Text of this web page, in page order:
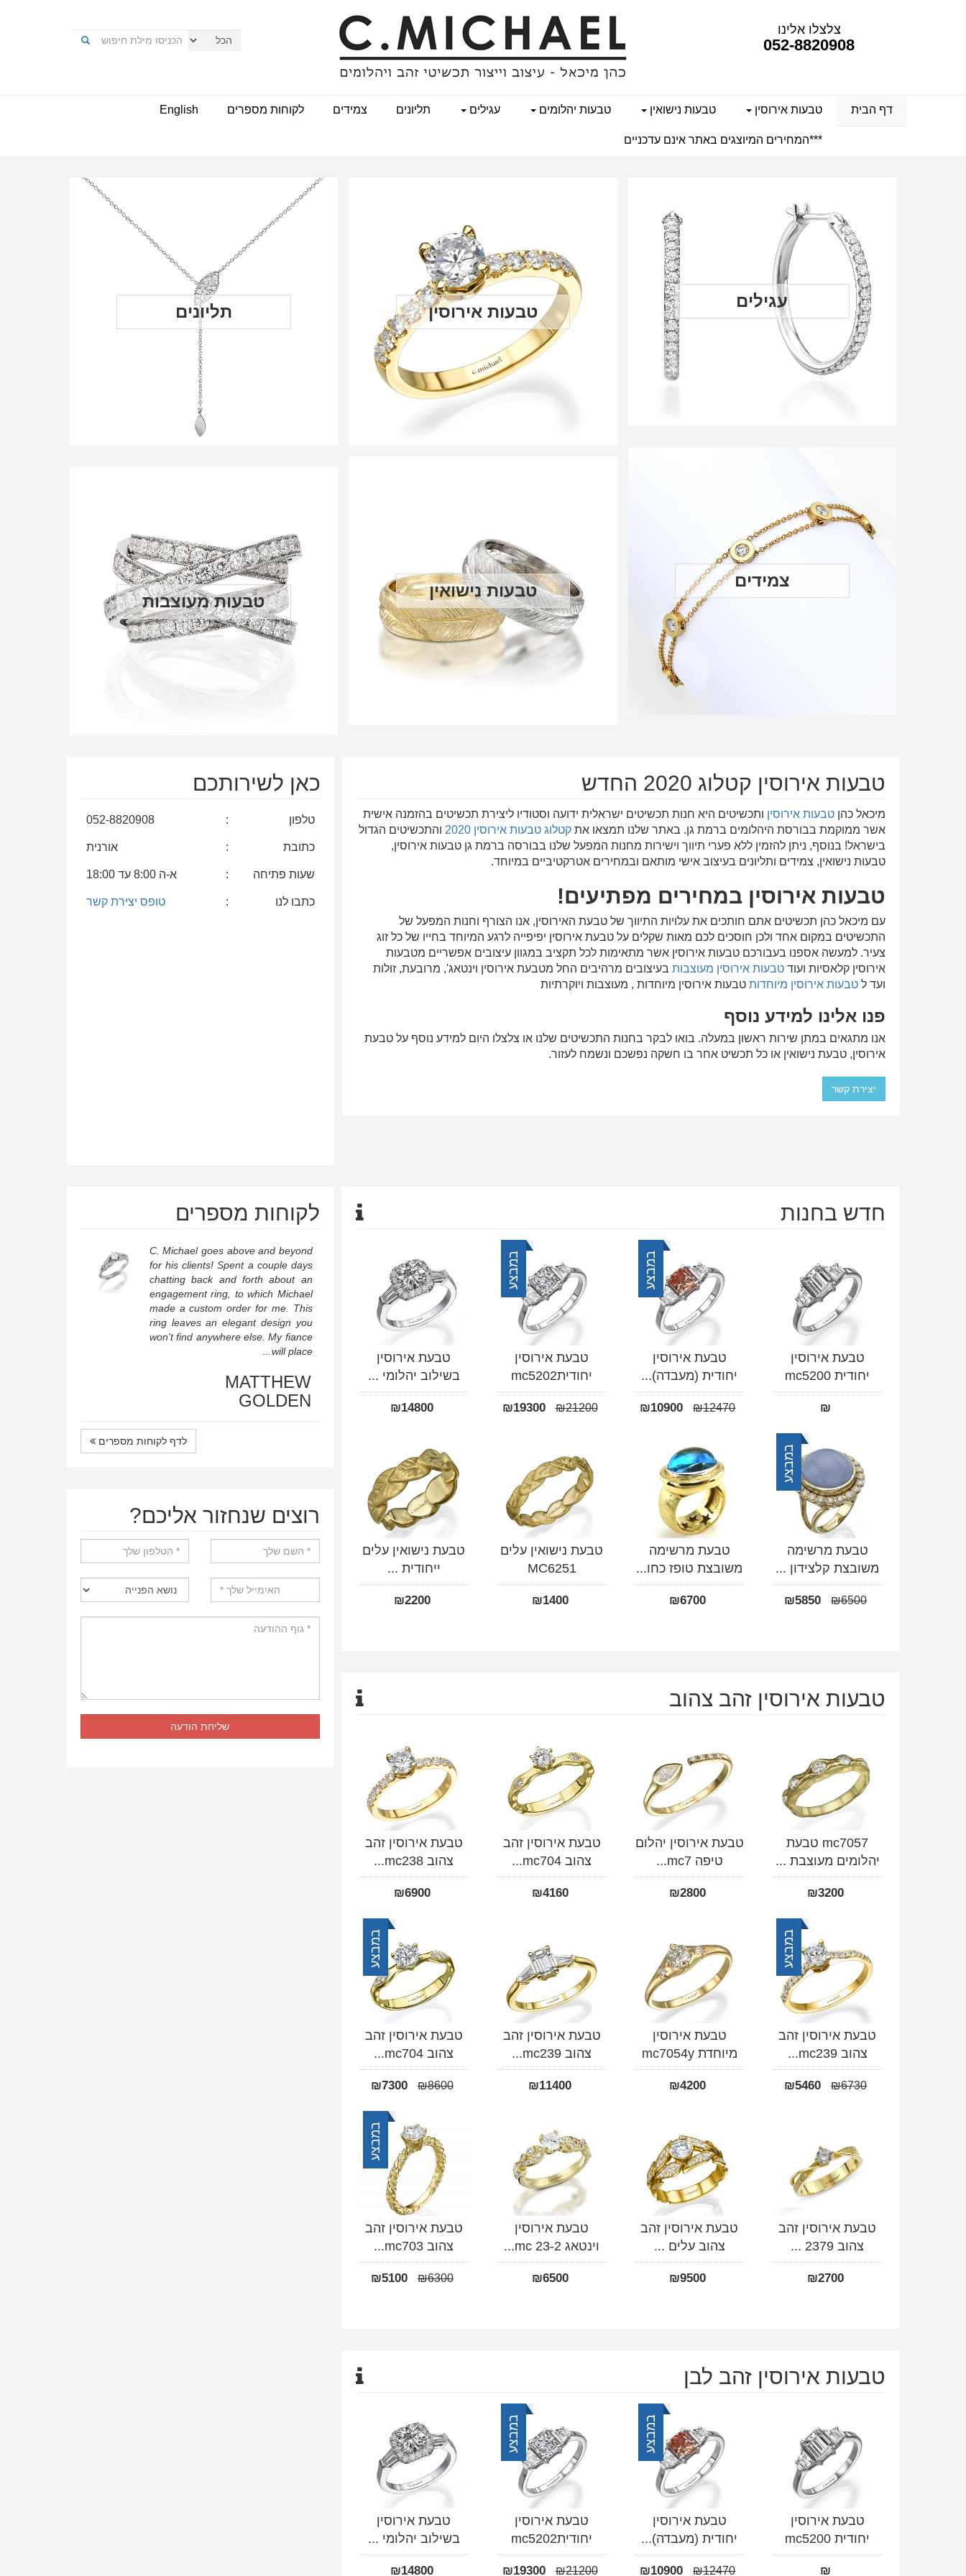
צלצלו אלינו
052-8820908
דף הבית טבעות אירוסין טבעות נישואין טבעות יהלומים עגילים תליונים צמידים לקוחות מספרים English
***המחירים המיוצגים באתר אינם עדכניים
תליונים
טבעות מעוצבות
טבעות אירוסין
טבעות נישואין
עגילים
צמידים
כאן לשירותכם
טלפון :
052-8820908
כתובת : אורנית
שעות פתיחה : א-ה 8:00 עד 18:00
כתבו לנו : טופס יצירת קשר
טבעות אירוסין קטלוג 2020 החדש
מיכאל כהןטבעות אירוסין ותכשיטים היא חנות תכשיטים ישראלית ידועה וסטודיו ליצירת תכשיטים בהזמנה אישית
אשר ממוקמת בבורסת היהלומים ברמת גן. באתר שלנו תמצאו אתקטלוג טבעות אירוסין 2020
והתכשיטים הגדול
בישראל! בנוסף, ניתן להזמין ללא פערי תיווך וישירות מחנות המפעל שלנו בבורסה ברמת גן טבעות אירוסין,
טבעות נישואין, צמידים ותליונים בעיצוב אישי מותאם ובמחירים אטרקטיביים במיוחד.
טבעות אירוסין במחירים מפתיעים!
עם מיכאל כהן תכשיטים אתם חותכים את עלויות התיווך של טבעת האירוסין, אנו הצורף וחנות המפעל של
התכשיטים במקום אחד ולכן חוסכים לכם מאות שקלים על טבעת אירוסין יפיפייה לרגע המיוחד בחייו של כל זוג
צעיר. למעשה אספנו בעבורכם טבעות אירוסין אשר מתאימות לכל תקציב במגוון עיצובים אפשריים מטבעות
אירוסין קלאסיות ועודטבעות אירוסין מעוצבות בעיצובים מרהיבים החל מטבעת אירוסין וינטאג', מרובעת, זולות
ועד לטבעות אירוסין מיוחדות טבעות אירוסין מיוחדות , מעוצבות ויוקרתיות
פנו אלינו למידע נוסף
אנו מתגאים במתן שירות ראשון במעלה. בואו לבקר בחנות התכשיטים שלנו או צלצלו היום למידע נוסף על טבעת
אירוסין, טבעת נישואין או כל תכשיט אחר בו חשקה נפשכם ונשמח לעזור.
יצירת קשר
לקוחות מספרים
C. Michael goes above and beyond
for his clients! Spent a couple days
chatting back and forth about an
engagement ring, to which Michael
made a custom order for me. This
ring leaves an elegant design you
won't find anywhere else. My fiance
will place...
MATTHEW
GOLDEN
לדף לקוחות מספרים
רוצים שנחזור אליכם?
חדש בחנות
טבעת אירוסין
יחודית mc5200
₪
במבצע
טבעת אירוסין
יחודית (מעבדה)...
₪12470
₪10900
במבצע
טבעת אירוסין
יחודיתmc5202
₪21200
₪19300
טבעת אירוסין
בשילוב יהלומי ...
₪14800
במבצע
טבעת מרשימה
משובצת קלצידון ...
₪6500
₪5850
טבעת מרשימה
משובצת טופז כחו...
₪6700
טבעת נישואין עלים
MC6251
₪1400
טבעת נישואין עלים
ייחודית ...
₪2200
טבעות אירוסין זהב צהוב
mc7057 טבעת
יהלומים מעוצבת ...
₪3200
טבעת אירוסין יהלום
טיפה mc7...
₪2800
טבעת אירוסין זהב
צהוב mc704...
₪4160
טבעת אירוסין זהב
צהוב mc238...
₪6900
במבצע
טבעת אירוסין זהב
צהוב mc239...
₪6730
₪5460
טבעת אירוסין
מיוחדת mc7054y
₪4200
טבעת אירוסין זהב
צהוב mc239...
₪11400
במבצע
טבעת אירוסין זהב
צהוב mc704...
₪8600
₪7300
טבעת אירוסין זהב
צהוב 2379 ...
₪2700
טבעת אירוסין זהב
צהוב עלים ...
₪9500
טבעת אירוסין
וינטאג 2-mc 23...
₪6500
במבצע
טבעת אירוסין זהב
צהוב mc703...
₪6300
₪5100
טבעות אירוסין זהב לבן
טבעת אירוסין
יחודית mc5200
₪
במבצע
טבעת אירוסין
יחודית (מעבדה)...
₪12470
₪10900
במבצע
טבעת אירוסין
יחודיתmc5202
₪21200
₪19300
טבעת אירוסין
בשילוב יהלומי ...
₪14800